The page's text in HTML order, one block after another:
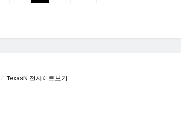
TexasN 전사이트보기